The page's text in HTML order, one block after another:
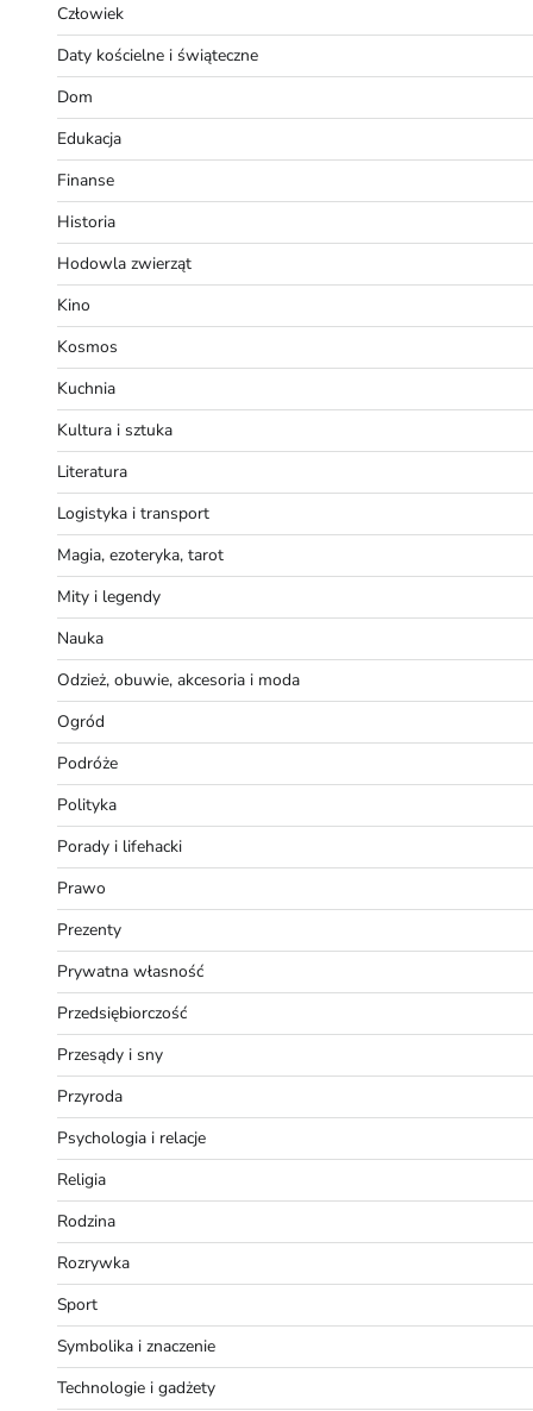
Człowiek
Daty kościelne i świąteczne
Dom
Edukacja
Finanse
Historia
Hodowla zwierząt
Kino
Kosmos
Kuchnia
Kultura i sztuka
Literatura
Logistyka i transport
Magia, ezoteryka, tarot
Mity i legendy
Nauka
Odzież, obuwie, akcesoria i moda
Ogród
Podróże
Polityka
Porady i lifehacki
Prawo
Prezenty
Prywatna własność
Przedsiębiorczość
Przesądy i sny
Przyroda
Psychologia i relacje
Religia
Rodzina
Rozrywka
Sport
Symbolika i znaczenie
Technologie i gadżety